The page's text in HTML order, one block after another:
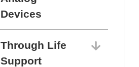
Devices
Through Life
Support